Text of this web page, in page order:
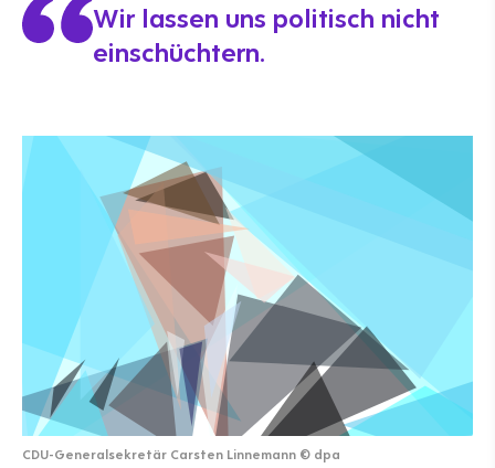
Wir lassen uns politisch nicht
einschüchtern.
CDU-Generalsekretär Carsten Linnemann © dpa